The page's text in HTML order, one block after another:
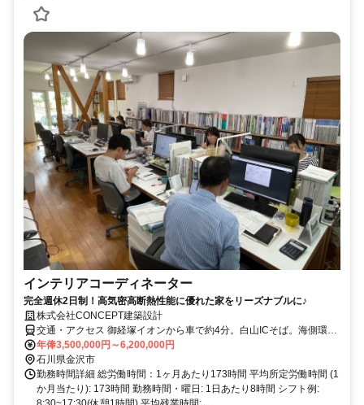
インテリアコーディネーター
完全週休2日制！高気密高断熱性能に優れた家をリーズナブルに♪
株式会社CONCEPT建築設計
交通・アクセス 御経塚イオンから車で約4分。白山ICそば。海側環状
線近く、多方面からのアクセス良好
年俸3,500,000円～6,200,000円
石川県金沢市
勤務時間詳細 総労働時間：1ヶ月あたり173時間 平均所定労働時間 (1
か月当たり): 173時間 勤務時間・曜日: 1日あたり8時間 シフト例: